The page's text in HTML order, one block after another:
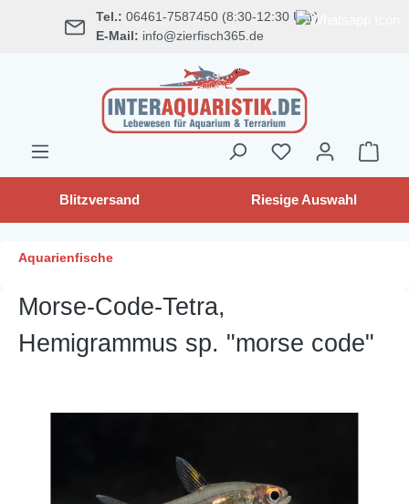
springen Tel.: 06461-7587450 (8:30-12:30 Uhr)
E-Mail: info@zierfisch365.de
Blitzversand Riesige Auswahl
Aquarienfische
Morse-Code-Tetra,
Hemigrammus sp. "morse code"